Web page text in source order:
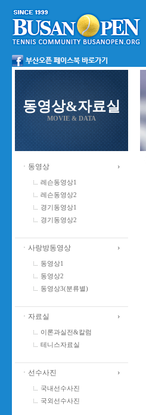
동영상&자료실
MOVIE & DATA
ㆍ동영상
레슨동영상1
레슨동영상2
경기동영상1
경기동영상2
ㆍ사랑방동영상
동영상1
동영상2
동영상3(분류별)
ㆍ자료실
이론과실전&칼럼
테니스자료실
ㆍ선수사진
국내선수사진
국외선수사진